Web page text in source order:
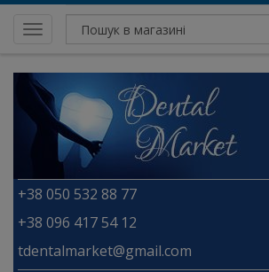
Toggle
navigation
+38 050 532 88 77
+38 096 417 54 12
tdentalmarket@gmail.com